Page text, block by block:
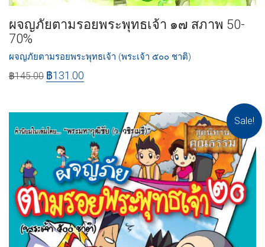
ผจญภัยตามรอยพระพุทธเจ้า ๑๗ สภาพ 50-
70%
ผจญภัยตามรอยพระพุทธเจ้า (พระเจ้า ๕๐๐ ชาติ)
฿145.00 ฿131.00
Sale!